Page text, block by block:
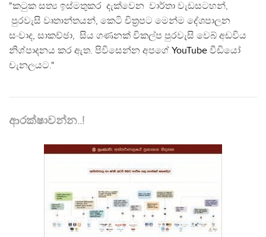
"කටුක සත්‍ය ඉස්මතුකර දැක්වෙන වාර්තා වැඩසටහන්,
පුරවැසි වෘතාන්තයන්, කෙටි චිත්‍රපට මෙන්ම දේශපාලන
සංවාද, සාකච්ඡා, සිය ගණනක් විකල්ප පුරවැසි වෙබ් අඩවිය
නිශ්පාදනය කර ඇත. පිවිසෙන්න අපගේ YouTube වීඩියෝ
චැනලයට."
ආරක්ෂාවන්න..!